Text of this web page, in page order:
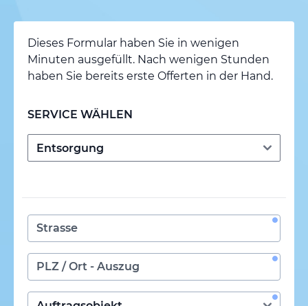
Dieses Formular haben Sie in wenigen
Minuten ausgefüllt. Nach wenigen Stunden
haben Sie bereits erste Offerten in der Hand.
SERVICE WÄHLEN